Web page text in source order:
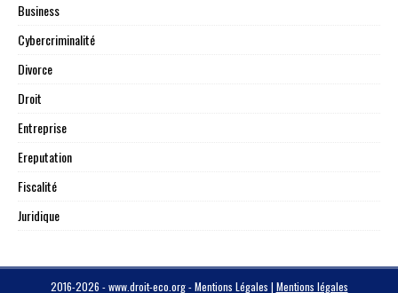
Business
Cybercriminalité
Divorce
Droit
Entreprise
Ereputation
Fiscalité
Juridique
2016-2026 - www.droit-eco.org - Mentions Légales | Mentions légales